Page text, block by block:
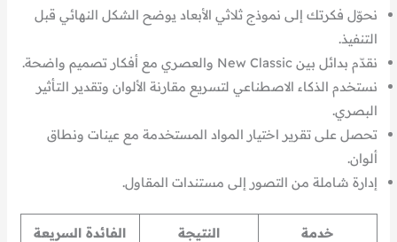
نحوّل فكرتك إلى نموذج ثلاثي الأبعاد يوضح الشكل النهائي قبل
التنفيذ.
نقدّم بدائل بين New Classic والعصري مع أفكار تصميم واضحة.
نستخدم الذكاء الاصطناعي لتسريع مقارنة الألوان وتقدير التأثير
البصري.
تحصل على تقرير اختيار المواد المستخدمة مع عينات ونطاق
ألوان.
إدارة شاملة من التصور إلى مستندات المقاول.
خدمة النتيجة الفائدة السريعة